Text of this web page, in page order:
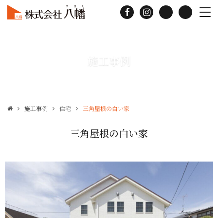
施工事例
施工事例 住宅 三角屋根の白い家
三角屋根の白い家